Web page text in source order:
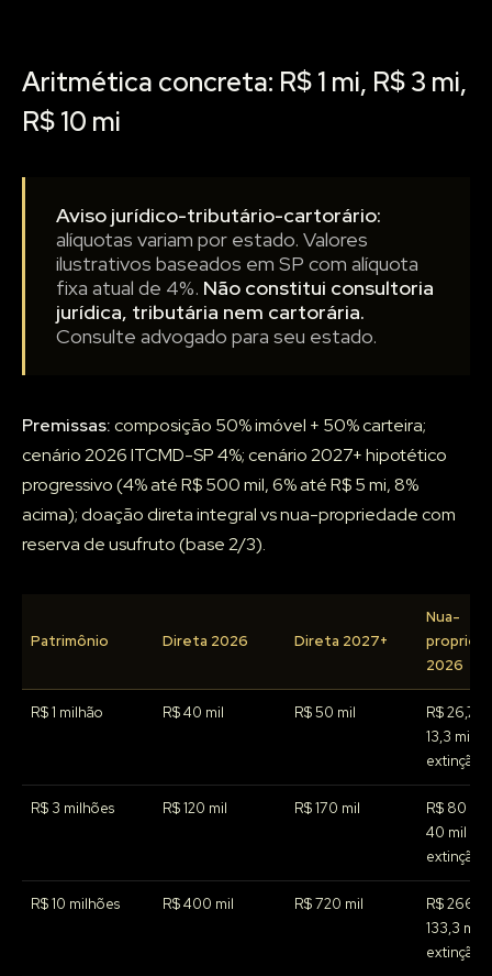
Aritmética concreta: R$ 1 mi, R$ 3 mi,
R$ 10 mi
Aviso jurídico-tributário-cartorário:
alíquotas variam por estado. Valores
ilustrativos baseados em SP com alíquota
fixa atual de 4%. Não constitui consultoria
jurídica, tributária nem cartorária.
Consulte advogado para seu estado.
Premissas:composição 50% imóvel + 50% carteira;
cenário 2026 ITCMD-SP 4%; cenário 2027+ hipotético
progressivo (4% até R$ 500 mil, 6% até R$ 5 mi, 8%
acima); doação direta integral vs nua-propriedade com
reserva de usufruto (base 2/3).
Patrimônio Direta 2026 Direta 2027+
Nua-
2026
R$ 1 milhão R$ 40 mil R$ 50 mil
R$ 26,7
13,3 mil na
extinção
R$ 3 milhões R$ 120 mil R$ 170 mil
R$ 80 mil
40 mil na
extinção
R$ 10 milhões R$ 400 mil R$ 720 mil
R$ 266,7
133,3 mil
extinção